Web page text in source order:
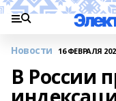
Новости 16 ФЕВРАЛЯ
В России